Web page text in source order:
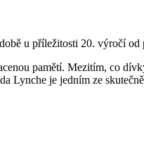
u příležitosti 20. výročí od
pamětí. Mezitím, co
Lynche je jedním ze